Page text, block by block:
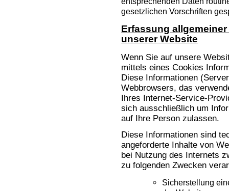
gesetzlichen Vorschriften
Erfassung
unserer Website
Wenn Sie auf unsere
mittels eines Cookies
Diese Informationen
Webbrowsers, das
Ihres Internet-Service-
sich ausschließlich um
auf Ihre Person zulassen.
Diese Informationen sind
angeforderte Inhalte von
bei Nutzung des Internets
zu folgenden Zwecken
Sicherstellung